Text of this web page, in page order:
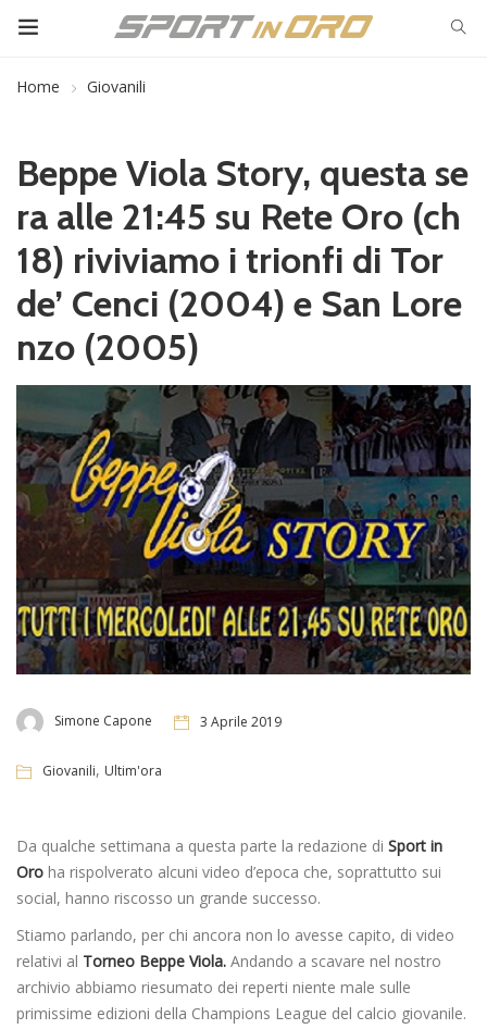
Home Giovanili
Beppe Viola Story, questa se
ra alle 21:45 su Rete Oro (ch
18) riviviamo i trionfi di Tor
de’ Cenci (2004) e San Lore
nzo (2005)
Simone Capone 3 Aprile 2019
Giovanili, Ultim'ora
Da qualche settimana a questa parte la redazione di Sport in
Oro ha rispolverato alcuni video d’epoca che, soprattutto sui
social, hanno riscosso un grande successo.
Stiamo parlando, per chi ancora non lo avesse capito, di video
relativi al Torneo Beppe Viola. Andando a scavare nel nostro
archivio abbiamo riesumato dei reperti niente male sulle
primissime edizioni della Champions League del calcio giovanile.